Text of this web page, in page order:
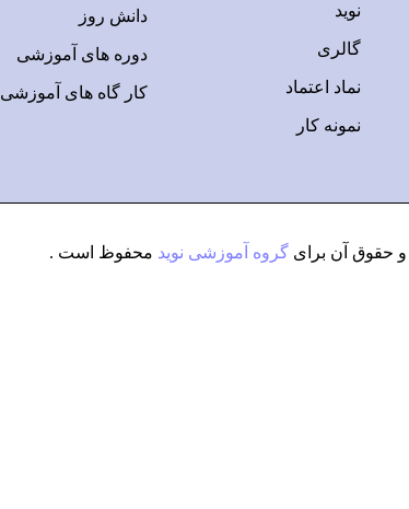
نوید
گالری
نماد اعتماد
نمونه کار
دانش روز
دوره های آموزشی
کار گاه های آموزشی
و حقوق آن برای گروه آموزشی نوید محفوظ است .
شروع